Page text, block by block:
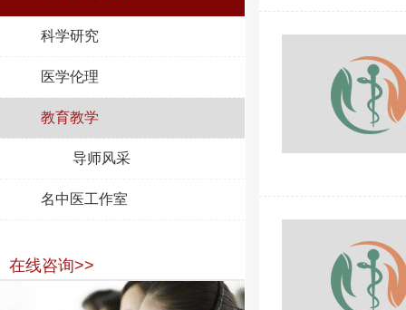
科学研究
医学伦理
教育教学
导师风采
名中医工作室
在线咨询>>